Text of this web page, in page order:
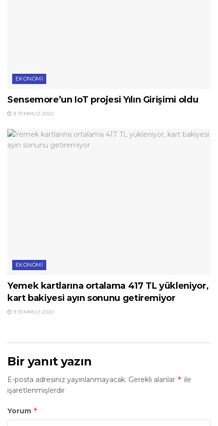
EKONOMI
Sensemore’un IoT projesi Yılın Girişimi oldu
9 TEMMUZ 2020
EKONOMI
Yemek kartlarına ortalama 417 TL yükleniyor,
kart bakiyesi ayın sonunu getiremiyor
9 TEMMUZ 2020
Bir yanıt yazın
E-posta adresiniz yayınlanmayacak. Gerekli alanlar * ile
işaretlenmişlerdir
Yorum *